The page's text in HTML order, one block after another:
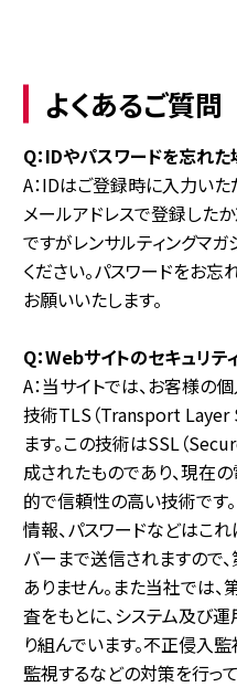
よくあるご質問
Q：IDやパスワードを忘れ
A：IDはご登録時に入力いた
メールアドレスで登録した
ですがレンサルティングマ
ください。パスワードをお忘
お願いいたします。
Q：Webサイトのセキュリテ
A：当サイトでは、お客様の
技術TLS（Transport Layer
ます。この技術はSSL（
成されたものであり、現在
的で信頼性の高い技術です
情報、パスワードなどはこ
バーまで送信されますので
ありません。また当社では
査をもとに、システム及び
り組んでいます。不正侵入
監視するなどの対策を行って